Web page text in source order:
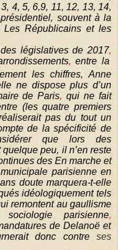
4, 5, 6,9, 11, 12, 13, 14,
souvent à la
Les Républicains et les
législatives de 2017,
, entre la
les chiffres, Anne
ne dispose plus d’un
de Paris, qui ne fait
(les quatre premiers
pas du tout un
de la spécificité de
que lors des
peu, il n’en reste
des En marche et
parisienne en
doute marquera-t-elle
idéologiquement tels
remontent au gaullisme
parisienne,
de Delanoë et
donc contreses